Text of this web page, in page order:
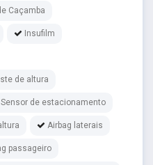
Caçamba
Insufilm
de altura
Sensor de estacionamento
Airbag laterais
passageiro